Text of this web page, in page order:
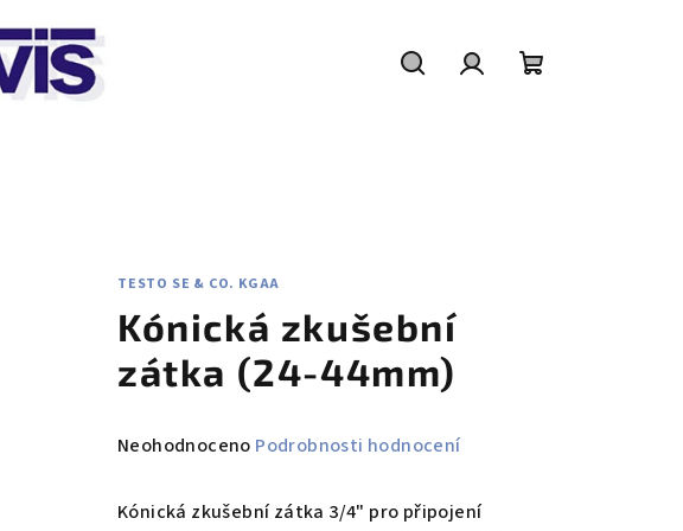
TESTO SE & CO. KGAA
Kónická zkušební
zátka (24-44mm)
Průměrné
produktu
Neohodnoceno Podrobnosti hodnocení
Kónická zkušební zátka 3/4" pro připojení